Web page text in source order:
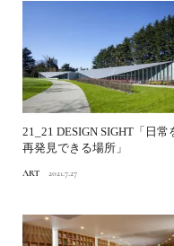
21_21 DESIGN SIGHT「日常
再発見できる場所」
ART 2021.7.27